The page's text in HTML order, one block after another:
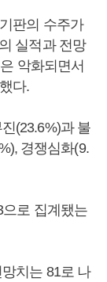
판의 수주가
실적과 전망
악화되면서
다.
(23.6%)과 불
경쟁심화(9.
로 집계됐는
치는 81로 나